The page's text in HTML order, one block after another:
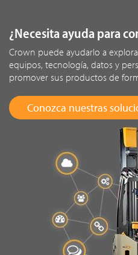
¿Necesita ayuda para
Crown puede ayudarlo a
equipos, tecnología, datos y
promover sus productos de
Conozca nuestras